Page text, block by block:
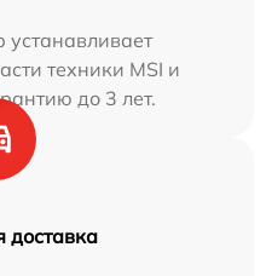
техники MSI и
до 3 лет.
доставка